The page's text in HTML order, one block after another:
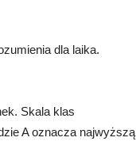
dla laika.
Skala klas
A oznacza najwyższą